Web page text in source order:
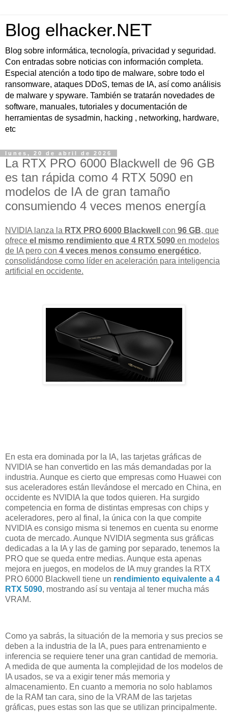
Blog elhacker.NET
Blog sobre informática, tecnología, privacidad y seguridad.
Con entradas sobre noticias con información completa.
Especial atención a todo tipo de malware, sobre todo el
ransomware, ataques DDoS, temas de IA, así como análisis
de malware y spyware. También se tratarán novedades de
software, manuales, tutoriales y documentación de
herramientas de sysadmin, hacking , networking, hardware,
etc
lunes, 20 de abril de 2026
La RTX PRO 6000 Blackwell de 96 GB
es tan rápida como 4 RTX 5090 en
modelos de IA de gran tamaño
consumiendo 4 veces menos energía
NVIDIA lanza la RTX PRO 6000 Blackwell con 96 GB, que
ofrece el mismo rendimiento que 4 RTX 5090 en modelos
de IA pero con 4 veces menos consumo energético,
consolidándose como líder en aceleración para inteligencia
artificial en occidente.
En esta era dominada por la IA, las tarjetas gráficas de
NVIDIA se han convertido en las más demandadas por la
industria. Aunque es cierto que empresas como Huawei con
sus aceleradores están llevándose el mercado en China, en
occidente es NVIDIA la que todos quieren. Ha surgido
competencia en forma de distintas empresas con chips y
aceleradores, pero al final, la única con la que compite
NVIDIA es consigo misma si tenemos en cuenta su enorme
cuota de mercado. Aunque NVIDIA segmenta sus gráficas
dedicadas a la IA y las de gaming por separado, tenemos la
PRO que se queda entre medias. Aunque esta apenas
mejora en juegos, en modelos de IA muy grandes la RTX
PRO 6000 Blackwell tiene un rendimiento equivalente a 4
RTX 5090, mostrando así su ventaja al tener mucha más
VRAM.
Como ya sabrás, la situación de la memoria y sus precios se
deben a la industria de la IA, pues para entrenamiento e
inferencia se requiere tener una gran cantidad de memoria.
A medida de que aumenta la complejidad de los modelos de
IA usados, se va a exigir tener más memoria y
almacenamiento. En cuanto a memoria no solo hablamos
de la RAM tan cara, sino de la VRAM de las tarjetas
gráficas, pues estas son las que se utilizan principalmente.